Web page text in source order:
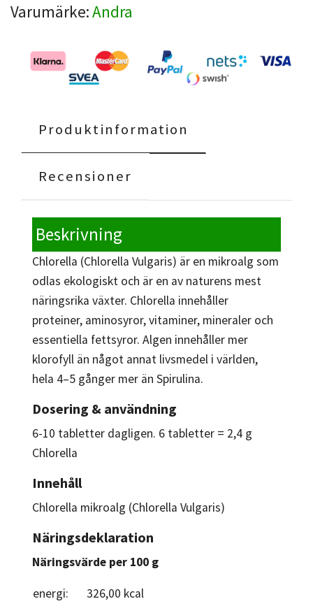
Varumärke:Andra
Produktinformation
Recensioner
Beskrivning
Chlorella (Chlorella Vulgaris) är en mikroalg som
odlas ekologiskt och är en av naturens mest
näringsrika växter. Chlorella innehåller
proteiner, aminosyror, vitaminer, mineraler och
essentiella fettsyror. Algen innehåller mer
klorofyll än något annat livsmedel i världen,
hela 4–5 gånger mer än Spirulina.
Dosering & användning
6-10 tabletter dagligen. 6 tabletter = 2,4 g
Chlorella
Innehåll
Chlorella mikroalg (Chlorella Vulgaris)
Näringsdeklaration
Näringsvärde per 100 g
energi: 326,00 kcal